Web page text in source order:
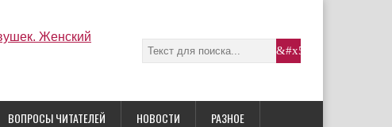
ВОПРОСЫ ЧИТАТЕЛЕЙ НОВОСТИ РАЗНОЕ